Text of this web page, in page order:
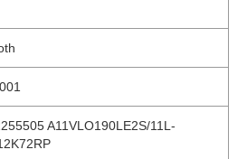
A11VLO190LE2S/11L-